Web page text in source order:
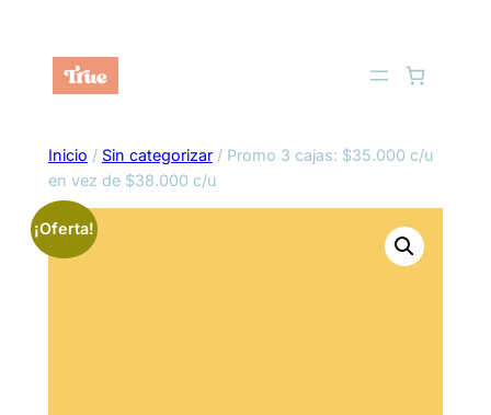
contenido
Inicio / Sin categorizar/ Promo 3 cajas: $35.000 c/u
en vez de $38.000 c/u
¡Oferta!